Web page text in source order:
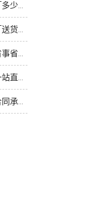
芗城区到济宁物流专线_实时反馈「多少公里」
厦门到北京物流专线_直达不中转「送货到门」
泉州到北京物流专线_专线查询「省事省心」
深圳到北京物流专线_价格透明「一站直达」
广州到北京物流专线_高效快运「合同承运」